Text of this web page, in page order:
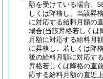
額を受けている場合、
しくは降格し、当該昇
に対応する給料月額の
場合(当該昇格若しくは
月額に対応する給料月
に昇格し、若しくは降
後の給料月額に対応す
昇格若しくは降格の直
応する給料月額の直近